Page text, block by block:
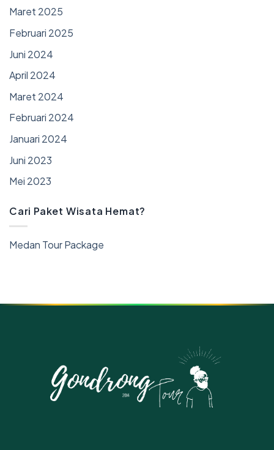
Maret 2025
Februari 2025
Juni 2024
April 2024
Maret 2024
Februari 2024
Januari 2024
Juni 2023
Mei 2023
Cari Paket Wisata Hemat?
Medan Tour Package